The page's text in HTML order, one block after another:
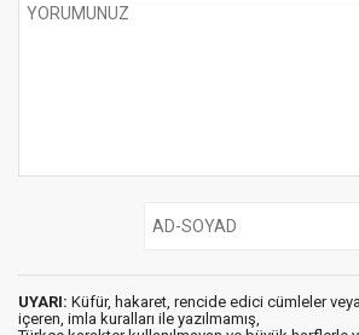
UYARI: Küfür, hakaret, rencide edici cümleler
içeren, imla kuralları ile yazılmamış,